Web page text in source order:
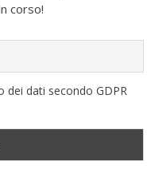
corso!
dati secondo GDPR